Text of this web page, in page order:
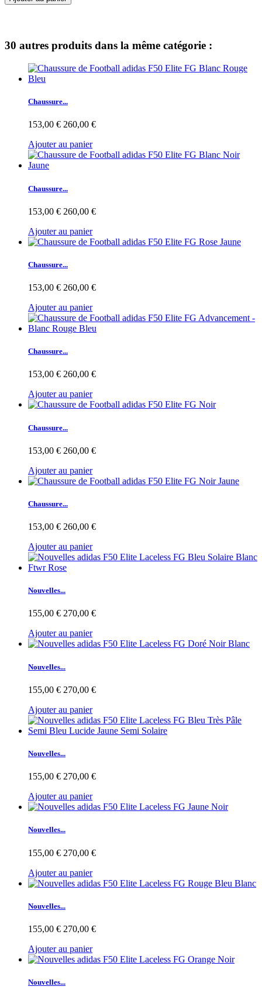
30 autres produits dans la même catégorie :
Chaussure...
153,00 € 260,00 €
Ajouter au panier
Chaussure...
153,00 € 260,00 €
Ajouter au panier
Chaussure...
153,00 € 260,00 €
Ajouter au panier
Chaussure...
153,00 € 260,00 €
Ajouter au panier
Chaussure...
153,00 € 260,00 €
Ajouter au panier
Chaussure...
153,00 € 260,00 €
Ajouter au panier
Nouvelles...
155,00 € 270,00 €
Ajouter au panier
Nouvelles...
155,00 € 270,00 €
Ajouter au panier
Nouvelles...
155,00 € 270,00 €
Ajouter au panier
Nouvelles...
155,00 € 270,00 €
Ajouter au panier
Nouvelles...
155,00 € 270,00 €
Ajouter au panier
Nouvelles...